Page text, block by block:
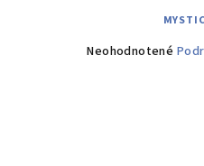
Priemerné
Neohodnotené